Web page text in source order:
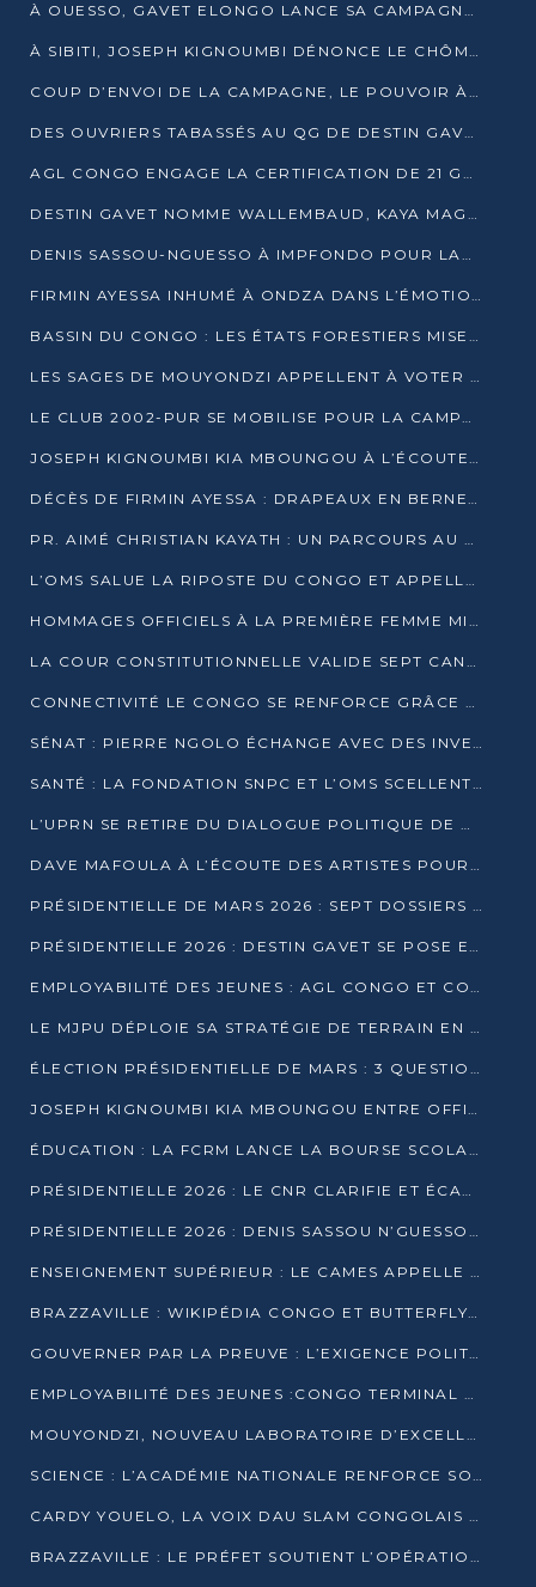
À OUESSO, GAVET ELONGO LANCE SA CAMPAGNE SOUS LE SIGNE DU RENOUVEAU
À SIBITI, JOSEPH KIGNOUMBI DÉNONCE LE CHÔMAGE ET LES DÉFAILLANCES DE L’ÉTAT
COUP D’ENVOI DE LA CAMPAGNE, LE POUVOIR À POINTE-NOIRE, L’OPPOSITION À OUESSO ET SIBITI
DES OUVRIERS TABASSÉS AU QG DE DESTIN GAVET À 24 HEURES DE L’OUVERTURE DE LA CAMPAGNE
AGL CONGO ENGAGE LA CERTIFICATION DE 21 GRUTIERS AUX NORMES INTERNATIONALES
DESTIN GAVET NOMME WALLEMBAUD, KAYA MAGANE, BOUDZIKA ET MBOUSSA-ELLAH AUX COMMANDES DE SA CAMPAGNE
DENIS SASSOU-NGUESSO À IMPFONDO POUR LANCER LE CORRIDOR 13
FIRMIN AYESSA INHUMÉ À ONDZA DANS L’ÉMOTION ET LE RECUEILLEMENT
BASSIN DU CONGO : LES ÉTATS FORESTIERS MISENT SUR LES MARCHÉS CARBONE
LES SAGES DE MOUYONDZI APPELLENT À VOTER DENIS SASSOU-NGUESSO
LE CLUB 2002-PUR SE MOBILISE POUR LA CAMPAGNE
JOSEPH KIGNOUMBI KIA MBOUNGOU À L’ÉCOUTE DE TALANGAÏ
DÉCÈS DE FIRMIN AYESSA : DRAPEAUX EN BERNE LUNDI
PR. AIMÉ CHRISTIAN KAYATH : UN PARCOURS AU SERVICE DE LA RECHERCHE ET DE L’INNOVATION
L’OMS SALUE LA RIPOSTE DU CONGO ET APPELLE À DES RÉFORMES DURABLES
HOMMAGES OFFICIELS À LA PREMIÈRE FEMME MINISTRE DU CONGO
LA COUR CONSTITUTIONNELLE VALIDE SEPT CANDIDATURES POUR LA PRÉSIDENTIELLE
CONNECTIVITÉ LE CONGO SE RENFORCE GRÂCE AU CÂBLE 2AFRICA
SÉNAT : PIERRE NGOLO ÉCHANGE AVEC DES INVESTISSEURS DU NUMÉRIQUE
SANTÉ : LA FONDATION SNPC ET L’OMS SCELLENT UN PARTENARIAT STRATÉGIQUE DE TROIS ANS
L’UPRN SE RETIRE DU DIALOGUE POLITIQUE DE DJAMBALA : TENSIONS DANS LE PRÉ-ÉLECTORAL CONGOLAIS
DAVE MAFOULA À L’ÉCOUTE DES ARTISTES POUR REDÉFINIR SA POLITIQUE CULTURELLE
PRÉSIDENTIELLE DE MARS 2026 : SEPT DOSSIERS DE CANDIDATURE ENREGISTRÉS À LA CLÔTURE DES DÉPÔTS
PRÉSIDENTIELLE 2026 : DESTIN GAVET SE POSE EN CANDIDAT DU « RAS-LE-BOL »
EMPLOYABILITÉ DES JEUNES : AGL CONGO ET CONGO TERMINAL S’ALLIENT À UCAC-ICAM
LE MJPU DÉPLOIE SA STRATÉGIE DE TERRAIN EN FAVEUR DE DSN
ÉLECTION PRÉSIDENTIELLE DE MARS : 3 QUESTIONS À UN EXPERT CONGOLAIS DE LA CYBERSÉCURITÉ
JOSEPH KIGNOUMBI KIA MBOUNGOU ENTRE OFFICIELLEMENT EN COURSE POUR LA PRÉSIDENTIELLE
ÉDUCATION : LA FCRM LANCE LA BOURSE SCOLAIRE FRANCINE-NTOUMI POUR PROMOUVOIR LES FILIÈRES SCIENTIFIQUES
PRÉSIDENTIELLE 2026 : LE CNR CLARIFIE ET ÉCARTE LA CANDIDATURE DU PASTEUR NTUMI
PRÉSIDENTIELLE 2026 : DENIS SASSOU N’GUESSO ANNONCE OFFICIELLEMENT SA CANDIDATURE
ENSEIGNEMENT SUPÉRIEUR : LE CAMES APPELLE À UNE UNIVERSITÉ AFRICAINE AXÉE SUR L’EMPLOYABILITÉ
BRAZZAVILLE : WIKIPÉDIA CONGO ET BUTTERFLY SCELLENT UN PARTENARIAT POUR STRUCTURER LE BÉNÉVOLAT NUMÉRIQUE
GOUVERNER PAR LA PREUVE : L’EXIGENCE POLITIQUE DU XXIᵉ SIÈCLE
EMPLOYABILITÉ DES JEUNES :CONGO TERMINAL S’ALLIE À L’ESCIC POUR RAPPROCHER L’ÉCOLE DU TERRAIN
MOUYONDZI, NOUVEAU LABORATOIRE D’EXCELLENCE PÉDAGOGIQUE AVEC L’ENFICE
SCIENCE : L’ACADÉMIE NATIONALE RENFORCE SON ÉQUIPE ET TRACE SA FEUILLE DE ROUTE 2026
CARDY YOUELO, LA VOIX DAU SLAM CONGOLAIS QUI INTERPELLE LE MONDE
BRAZZAVILLE : LE PRÉFET SOUTIENT L’OPÉRATION « ZÉRO KULUNA » ET APPELLE À LA VIGILANCE CITOYENNE